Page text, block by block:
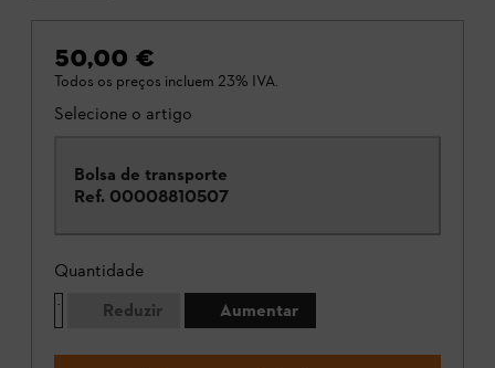
50,00 €
Todos os preços incluem 23% IVA.
Selecione o artigo
Bolsa de transporte
Ref. 00008810507
Quantidade
Reduzir
Aumentar